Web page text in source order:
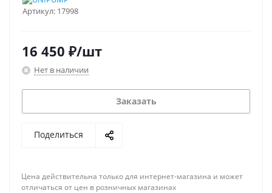
Артикул: 17998
16 450 ₽/шт
Нет в наличии
Заказать
Поделиться
Цена действительна только для интернет-магазина и может
отличаться от цен в розничных магазинах